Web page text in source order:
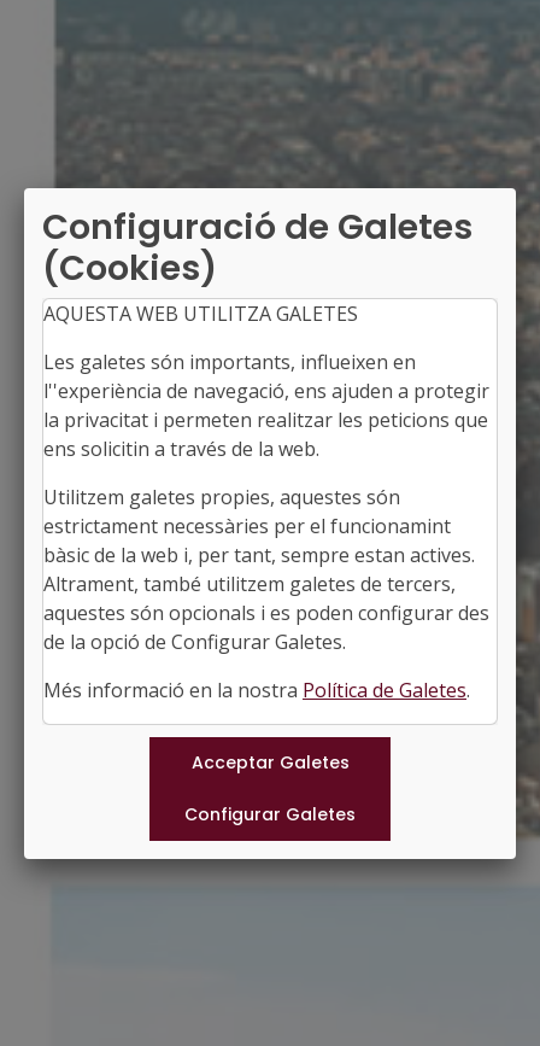
SANTA COLOMA DE FARNERS
Alcaldessa: Mª Carme Salamaña Daranas
La Selva, Girona
Població: 13.993
Superfície: 71,31 km2
http://www.scf.cat
#SANTACOLOMADEFARNERS
Municipis
Configuració de Galetes
(Cookies)
AQUESTA WEB UTILITZA GALETES
Les galetes són importants, influeixen en
l''experiència de navegació, ens ajuden a protegir
la privacitat i permeten realitzar les peticions que
ens solicitin a través de la web.
Utilitzem galetes propies, aquestes són
estrictament necessàries per el funcionamint
bàsic de la web i, per tant, sempre estan actives.
Altrament, també utilitzem galetes de tercers,
aquestes són opcionals i es poden configurar des
de la opció de Configurar Galetes.
Més informació en la nostra Política de Galetes.